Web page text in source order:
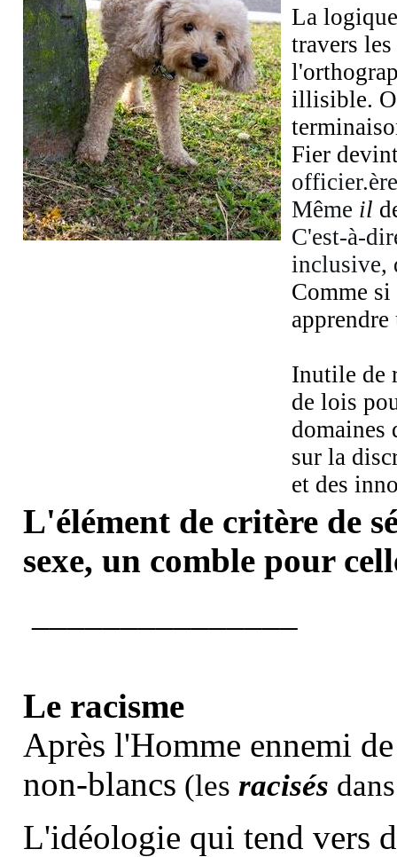
La
travers les
illisible.
Fier
Même il
C'est-à-
inclusive,
Comme si
Inutile de
de lois
domaines
sur la
et des
L'élément de critère de
sexe, un comble pour
Le racisme
Après l'Homme ennemi
non-blancs (les racisés
L'idéologie qui tend vers